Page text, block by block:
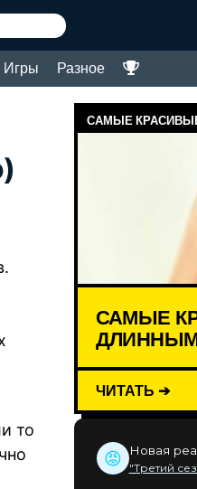
Игры Разное
то
САМЫЕ
САМЫЕ
ЧИТАТЬ ➔
😡 Новая
"Третий